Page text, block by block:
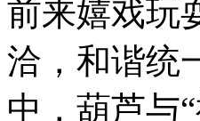
前来嬉戏玩
洽，和谐统
中，葫芦与